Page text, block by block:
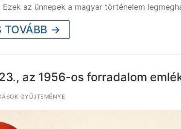
az ünnepek a magyar történelem
TOVÁBB →
az 1956-os forradalom
GYŰJTEMÉNYE